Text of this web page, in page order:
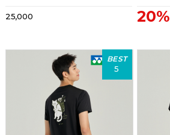
25,000 20%
BEST
5